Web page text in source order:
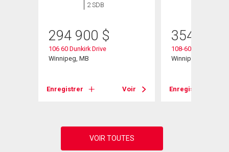
2 SDB
294 900 $
106 60 Dunkirk Drive
Winnipeg, MB
Enregistrer Voir
354 900
108-60 Dunkirk Dr
Winnipeg, MB
Enregistrer